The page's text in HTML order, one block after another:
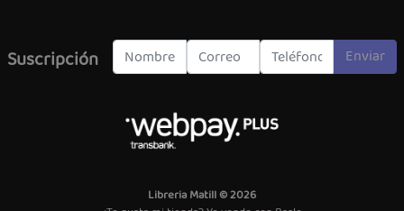
Suscripción Enviar
Libreria Matill © 2026